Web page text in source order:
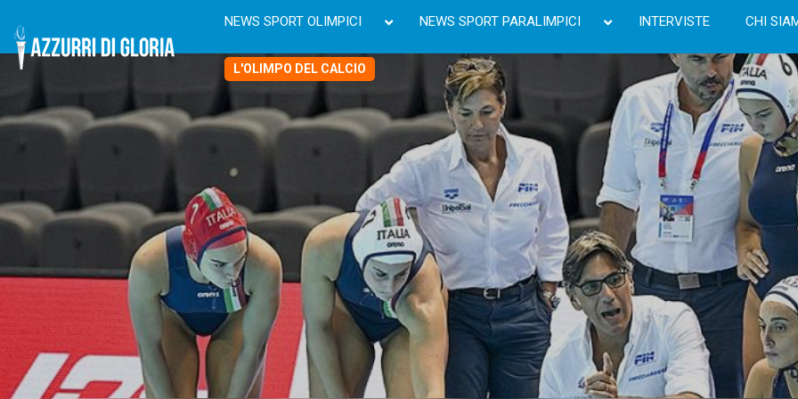
NEWS SPORT OLIMPICI NEWS SPORT PARALIMPICI INTERVISTE CHI
L'OLIMPO DEL CALCIO